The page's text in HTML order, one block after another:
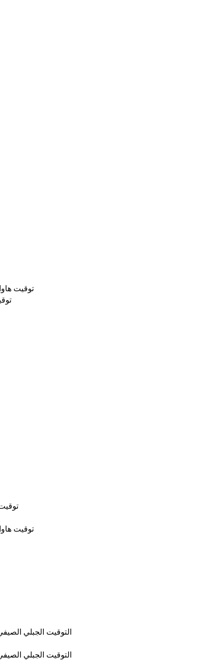
توقيت
توقيت
التوقيت الجبلي
التوقيت الجبلي